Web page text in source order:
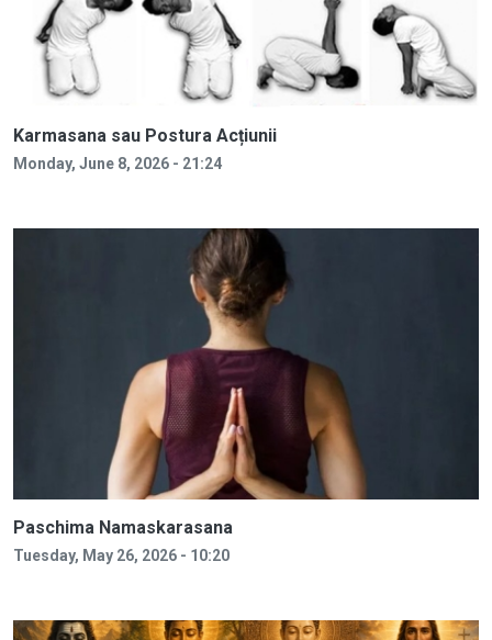
Karmasana sau Postura Acțiunii
Monday, June 8, 2026 - 21:24
Paschima Namaskarasana
Tuesday, May 26, 2026 - 10:20